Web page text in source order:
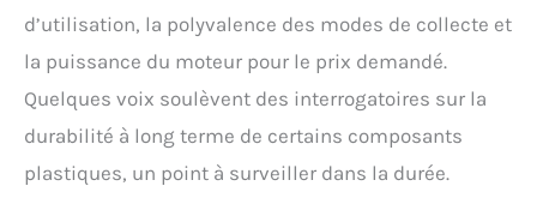
d’utilisation, la polyvalence des modes de collecte et
la puissance du moteur pour le prix demandé.
Quelques voix soulèvent des interrogatoires sur la
durabilité à long terme de certains composants
plastiques, un point à surveiller dans la durée.